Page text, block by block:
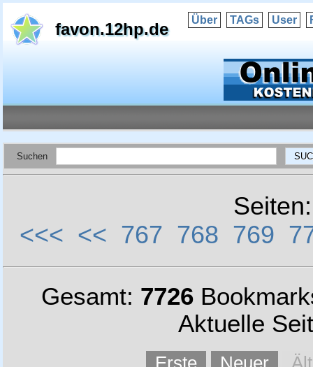
favon.12hp.de Über TAGs User
Suchen
<<< << 767 768 769
Gesamt: 7726
Aktuelle
Erste Neuer